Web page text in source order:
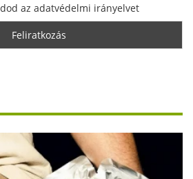
az adatvédelmi irányelvet